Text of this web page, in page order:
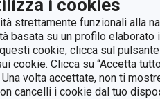
i cookies
strettamente funzionali alla
basata su un profilo elaborato
cookie, clicca sul pulsante
cookie. Clicca su “Accetta
volta accettate, non ti
cancelli i cookie dal tuo